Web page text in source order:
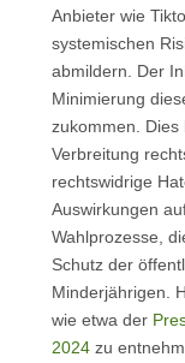
Anbieter wie
systemischen
abmildern. Der
Minimierung
zukommen.
Verbreitung
rechtswidrige
Auswirkungen
Wahlprozesse,
Schutz der
Minderjährigen.
wie etwa der
2024 zu